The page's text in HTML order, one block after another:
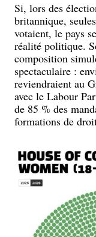
Si, lors des
britannique,
votaient, le pays
réalité politique.
composition
spectaculaire :
reviendraient au
avec le Labour
de 85 % des
formations de